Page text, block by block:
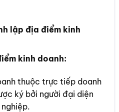
lập địa điểm kinh
kinh doanh:
thuộc trực tiếp doanh
ký bởi người đại diện